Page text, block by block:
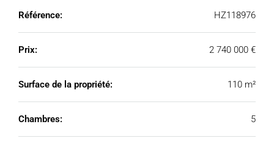
Référence: HZ118976
Prix: 2 740 000 €
Surface de la propriété: 110 m²
Chambres: 5